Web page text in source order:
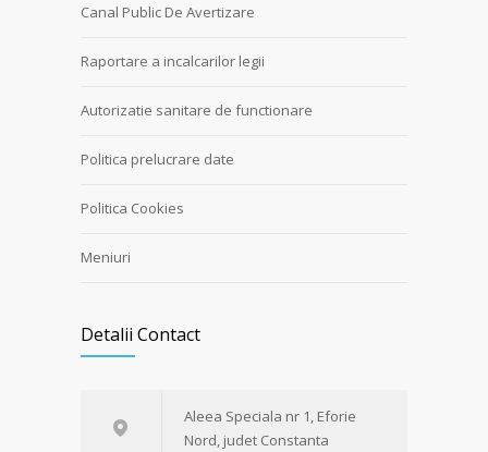
Canal Public De Avertizare
Raportare a incalcarilor legii
Autorizatie sanitare de functionare
Politica prelucrare date
Politica Cookies
Meniuri
Detalii Contact
Aleea Speciala nr 1, Eforie
Nord, judet Constanta